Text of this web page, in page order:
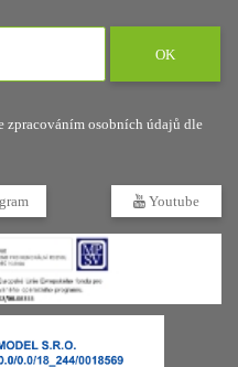
OK
zpracováním osobních údajů dle
Youtube